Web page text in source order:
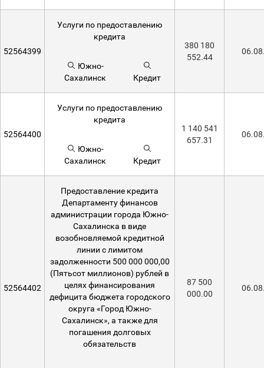
52564399
Услуги по предоставлению
кредита
Южно-
Сахалинск
Кредит
380 180
552.44
52564400
Услуги по предоставлению
кредита
Южно-
Сахалинск
Кредит
1 140 541
657.31
52564402
Предоставление кредита
Департаменту финансов
администрации города Южно-
Сахалинска в виде
возобновляемой кредитной
линии с лимитом
задолженности 500 000 000,00
(Пятьсот миллионов) рублей в
целях финансирования
дефицита бюджета городского
округа «Город Южно-
Сахалинск», а также для
погашения долговых
обязательств
87 500
000.00